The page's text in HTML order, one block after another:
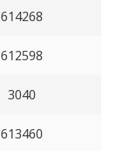
614268
612598
3040
613460